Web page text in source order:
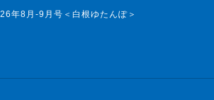
年8月-9月号＜白根ゆたんぽ＞